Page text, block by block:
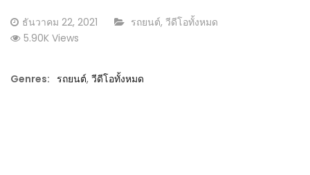
Posted
on
ธันวาคม 22, 2021 CATEGORY:
รถยนต์, วีดีโอทั้งหมด
5.90K Views
Genres: รถยนต์, วีดีโอทั้งหมด